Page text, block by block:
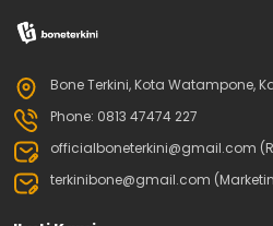
Bone Terkini, Kota Watampone,
Phone: 0813 47474 227
officialboneterkini@gmail.com
terkinibone@gmail.com